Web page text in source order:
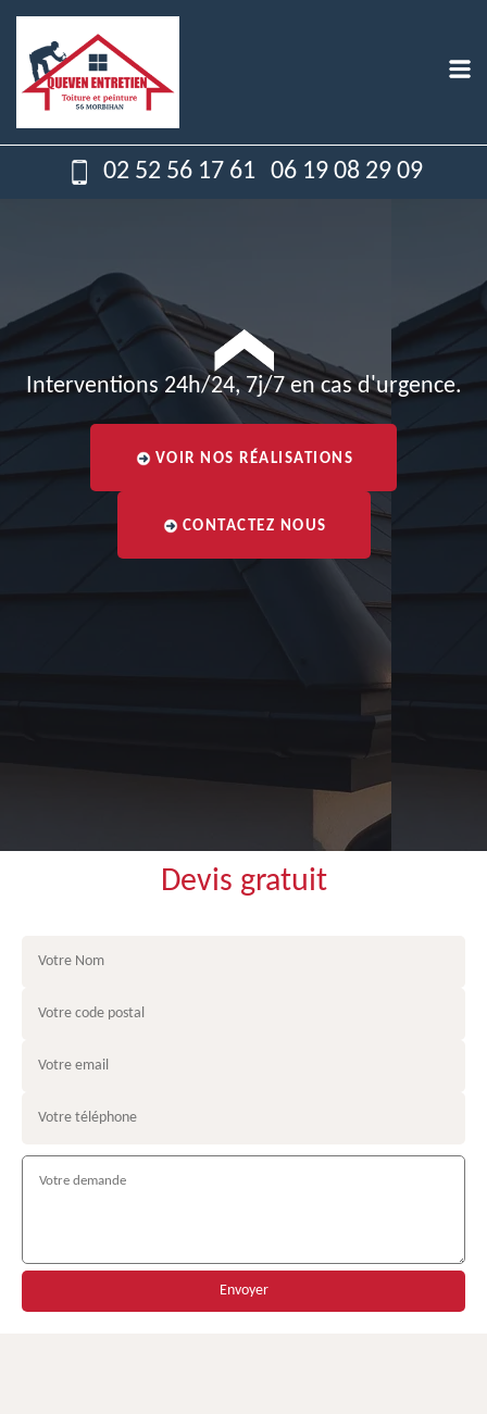
02 52 56 17 61 06 19 08 29 09
Interventions 24h/24, 7j/7 en cas d'urgence.
VOIR NOS RÉALISATIONS
CONTACTEZ NOUS
Devis gratuit